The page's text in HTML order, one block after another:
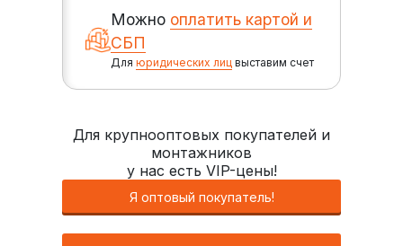
Можно оплатить картой и
СБП
Дляюридических лиц выставим счет
Для крупнооптовых покупателей и
монтажников
у нас есть VIP-цены!
Я оптовый покупатель!